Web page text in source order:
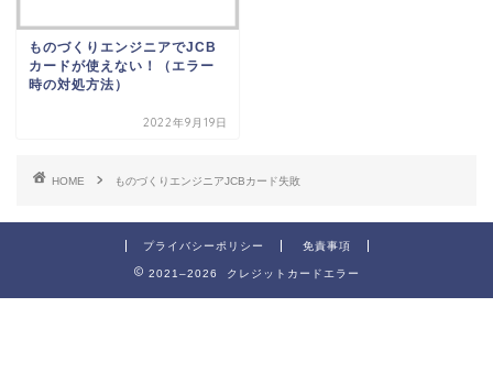
ものづくりエンジニアでJCB
カードが使えない！（エラー
時の対処方法）
2022年9月19日
HOME ものづくりエンジニアJCBカード失敗
プライバシーポリシー 免責事項
2021–2026 クレジットカードエラー